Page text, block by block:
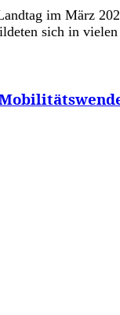
im März
sich in